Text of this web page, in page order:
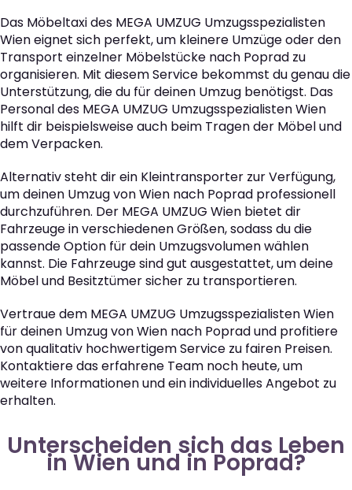
Das Möbeltaxi des MEGA UMZUG Umzugsspezialisten
Wien eignet sich perfekt, um kleinere Umzüge oder den
Transport einzelner Möbelstücke nach Poprad zu
organisieren. Mit diesem Service bekommst du genau die
Unterstützung, die du für deinen Umzug benötigst. Das
Personal des MEGA UMZUG Umzugsspezialisten Wien
hilft dir beispielsweise auch beim Tragen der Möbel und
dem Verpacken.
Alternativ steht dir ein Kleintransporter zur Verfügung,
um deinen Umzug von Wien nach Poprad professionell
durchzuführen. Der MEGA UMZUG Wien bietet dir
Fahrzeuge in verschiedenen Größen, sodass du die
passende Option für dein Umzugsvolumen wählen
kannst. Die Fahrzeuge sind gut ausgestattet, um deine
Möbel und Besitztümer sicher zu transportieren.
Vertraue dem MEGA UMZUG Umzugsspezialisten Wien
für deinen Umzug von Wien nach Poprad und profitiere
von qualitativ hochwertigem Service zu fairen Preisen.
Kontaktiere das erfahrene Team noch heute, um
weitere Informationen und ein individuelles Angebot zu
erhalten.
Unterscheiden sich das Leben
in Wien und in Poprad?